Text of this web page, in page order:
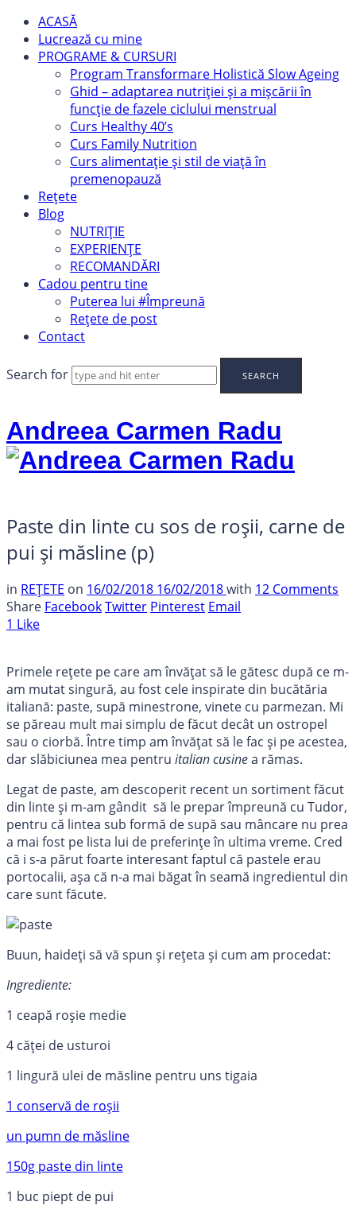
ACASĂ
Lucrează cu mine
PROGRAME & CURSURI
Program Transformare Holistică Slow Ageing
Ghid – adaptarea nutriției și a mișcării în
funcție de fazele ciclului menstrual
Curs Healthy 40’s
Curs Family Nutrition
Curs alimentație și stil de viață în
premenopauză
Rețete
Blog
NUTRIȚIE
EXPERIENȚE
RECOMANDĂRI
Cadou pentru tine
Puterea lui #Împreună
Rețete de post
Contact
Search for
Andreea Carmen Radu
Paste din linte cu sos de roșii, carne de
pui și măsline (p)
in REȚETE on 16/02/2018 16/02/2018with 12 Comments
Share FacebookTwitter Pinterest Email
1 Like
Primele rețete pe care am învățat să le gătesc după ce m-
am mutat singură, au fost cele inspirate din bucătăria
italiană: paste, supă minestrone, vinete cu parmezan. Mi
se păreau mult mai simplu de făcut decât un ostropel
sau o ciorbă. Între timp am învățat să le fac și pe acestea,
dar slăbiciunea mea pentru italian cusinea rămas.
Legat de paste, am descoperit recent un sortiment făcut
din linte și m-am gândit să le prepar împreună cu Tudor,
pentru că lintea sub formă de supă sau mâncare nu prea
a mai fost pe lista lui de preferințe în ultima vreme. Cred
că i s-a părut foarte interesant faptul că pastele erau
portocalii, așa că n-a mai băgat în seamă ingredientul din
care sunt făcute.
Buun, haideți să vă spun și rețeta și cum am procedat:
Ingrediente:
1 ceapă roșie medie
4 căței de usturoi
1 lingură ulei de măsline pentru uns tigaia
1 conservă de roșii
un pumn de măsline
150g paste din linte
1 buc piept de pui